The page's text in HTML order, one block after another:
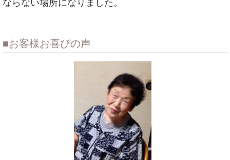
ならない場所になりました。
お客様お喜びの声